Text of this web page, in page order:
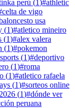
perú (1)#athletic
celta de vigo
usa
(1)#atletico mineiro
(1)#alex valera
(1)#pokemon
(1)#deportivo
(1)#roma
(1)#atletico rafaela
(1)#sorteos online
(1)#dónde ver
peruana